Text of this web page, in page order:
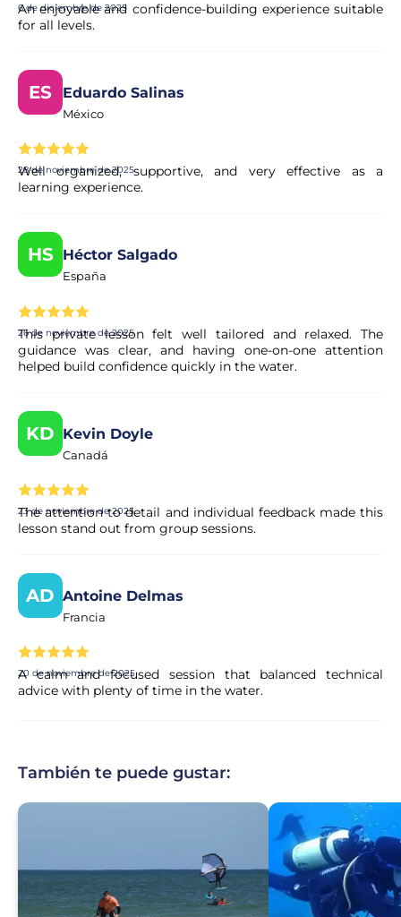
6 de diciembre de 2025
An enjoyable and confidence-building experience suitable
for all levels.
ES Eduardo Salinas
México
28 de noviembre de 2025
Well organized, supportive, and very effective as a
learning experience.
HS Héctor Salgado
España
26 de noviembre de 2025
This private lesson felt well tailored and relaxed. The
guidance was clear, and having one-on-one attention
helped build confidence quickly in the water.
KD Kevin Doyle
Canadá
23 de noviembre de 2025
The attention to detail and individual feedback made this
lesson stand out from group sessions.
AD Antoine Delmas
Francia
20 de noviembre de 2025
A calm and focused session that balanced technical
advice with plenty of time in the water.
También te puede gustar: